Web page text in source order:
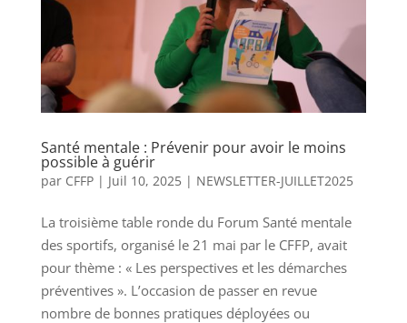
Santé mentale : Prévenir pour avoir le moins
possible à guérir
par CFFP| Juil 10, 2025| NEWSLETTER-JUILLET2025
La troisième table ronde du Forum Santé mentale
des sportifs, organisé le 21 mai par le CFFP, avait
pour thème : « Les perspectives et les démarches
préventives ». L’occasion de passer en revue
nombre de bonnes pratiques déployées ou